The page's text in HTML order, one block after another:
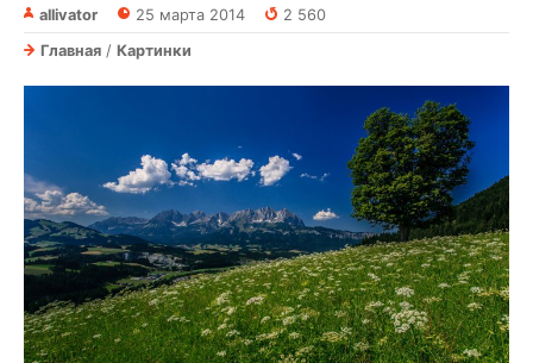
allivator 25 марта 2014
2 560
Главная / Картинки